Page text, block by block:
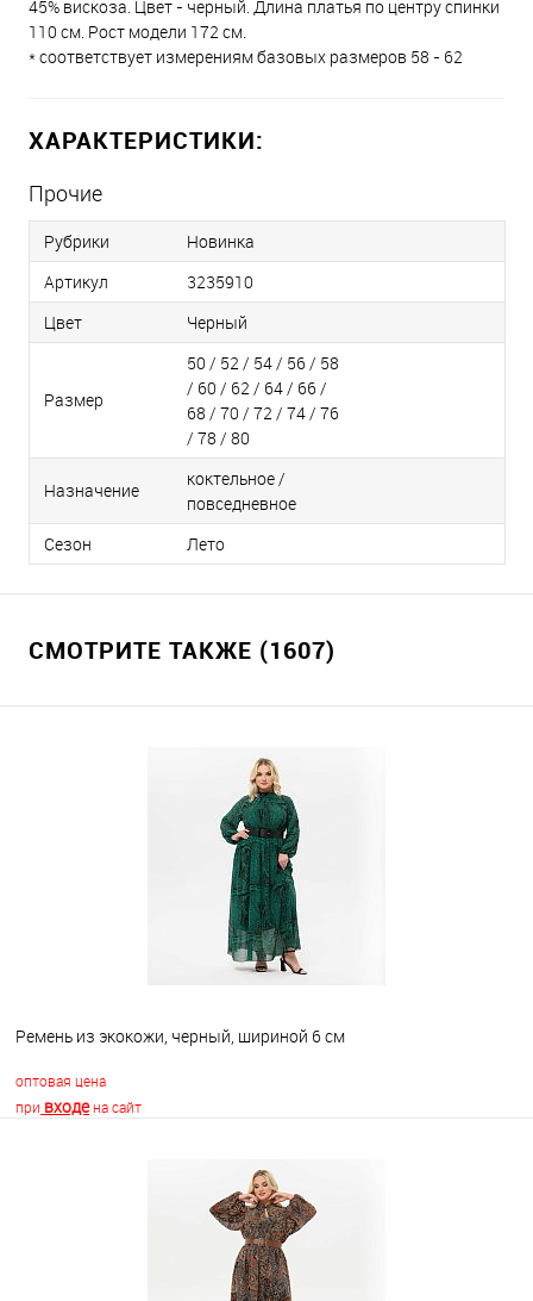
45% вискоза. Цвет - черный. Длина платья по центру спинки
110 см. Рост модели 172 см.
* соответствует измерениям базовых размеров 58 - 62
ХАРАКТЕРИСТИКИ:
Прочие
Рубрики
Новинка
Артикул
3235910
Цвет
Черный
Размер
50 / 52 / 54 / 56 / 58
/ 60 / 62 / 64 / 66 /
68 / 70 / 72 / 74 / 76
/ 78 / 80
Назначение
коктельное /
повседневное
Сезон
Лето
СМОТРИТЕ ТАКЖЕ (1607)
Ремень из экокожи, черный, шириной 6 см
оптовая цена
при входена сайт
В корзину